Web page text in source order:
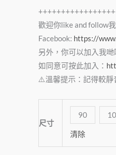
歡迎你like and follow
Facebook: https://
另外，你可以加入我
如同意可按此加入：
⚠️溫馨提示：記得較靜
尺寸
90
清除
長
䄂
數
量